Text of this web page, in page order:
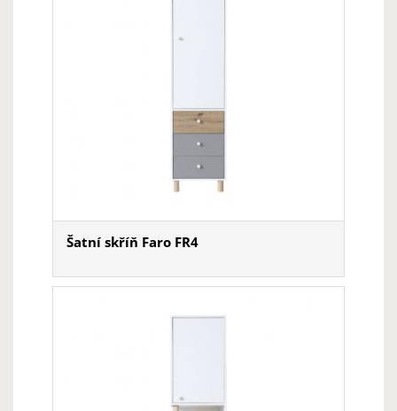
Šatní skříň Faro FR4